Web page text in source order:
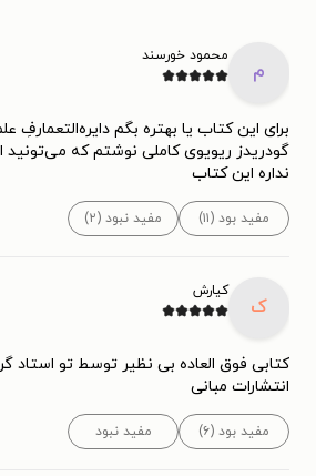
م
محمود خورسند
برای این کتاب یا بهتره بگم دایره‌التعمارفِ
گودریدز ریویوی کاملی نوشتم که
نداره این کتاب
مفید بود (۱۱) مفید نبود (۲)
ک
کیارش
کتابی فوق العاده بی نظیر توسط تو استاد
انتشارات مبانی
مفید بود (۶) مفید نبود